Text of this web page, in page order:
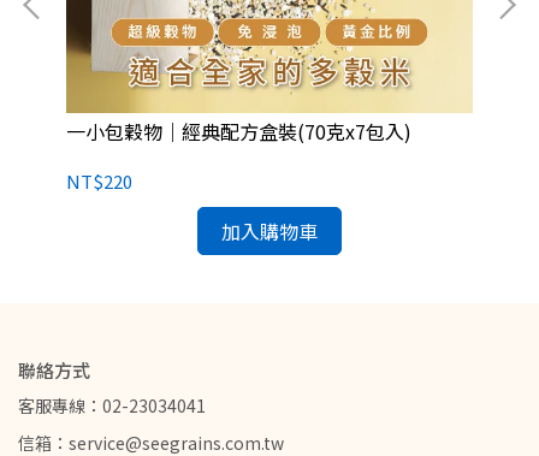
一小包穀物｜經典配方盒裝(70克x7包入)
NT$220
加入購物車
聯絡方式
客服專線：02-23034041
信箱：service@seegrains.com.tw